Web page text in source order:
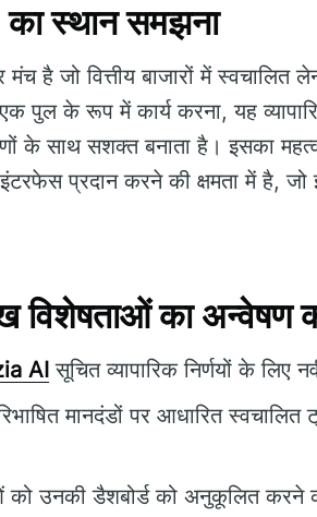
स्थान समझना
मंच है जो वित्तीय बाजारों में
पुल के रूप में कार्य करना, यह
साथ सशक्त बनाता है। इसका महत्व
प्रदान करने की क्षमता में है, जो
विशेषताओं का अन्वेषण
AI सूचित व्यापारिक निर्णयों के लिए
मानदंडों पर आधारित
को उनकी डैशबोर्ड को अनुकूलित करने